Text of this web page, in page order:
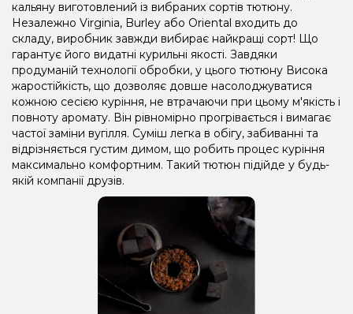
кальяну виготовлений із вибраних сортів тютюну.
Незалежно Virginia, Burley або Oriental входить до
складу, виробник завжди вибирає найкращі сорт! Що
гарантує його видатні курильні якості. Завдяки
продуманій технології обробки, у цього тютюну Висока
жаростійкість, що дозволяє довше насолоджуватися
кожною сесією куріння, не втрачаючи при цьому м'якість і
повноту аромату. Він рівномірно прогрівається і вимагає
частої заміни вугілля. Суміш легка в обігу, забиванні та
відрізняється густим димом, що робить процес куріння
максимально комфортним. Такий тютюн підійде у будь-
якій компанії друзів.